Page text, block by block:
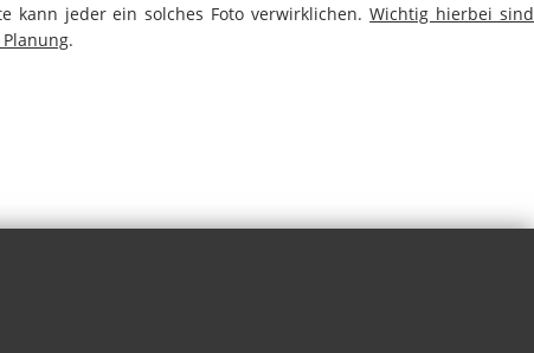
kann jeder ein solches Foto verwirklichen.Wichtig hierbei sind
.